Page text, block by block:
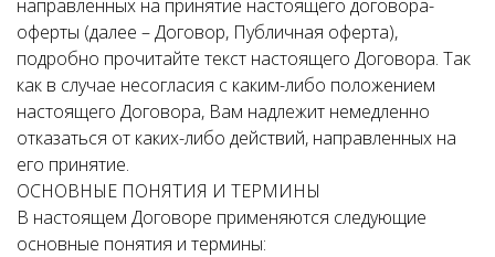
направленных на принятие настоящего договора-
оферты (далее – Договор, Публичная оферта),
подробно прочитайте текст настоящего Договора. Так
как в случае несогласия с каким-либо положением
настоящего Договора, Вам надлежит немедленно
отказаться от каких-либо действий, направленных на
его принятие.
ОСНОВНЫЕ ПОНЯТИЯ И ТЕРМИНЫ
В настоящем Договоре применяются следующие
основные понятия и термины: